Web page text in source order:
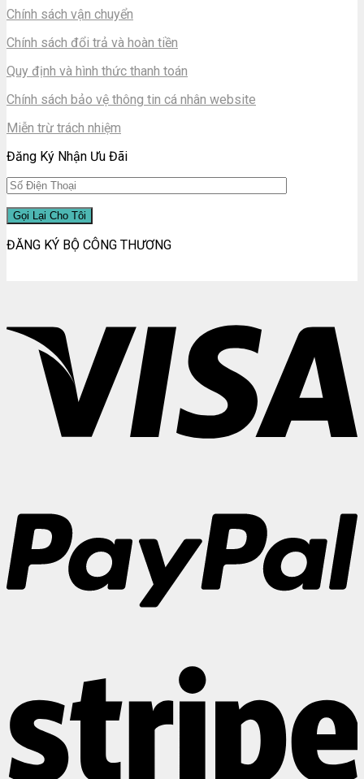
Chính sách vận chuyển
Chính sách đổi trả và hoàn tiền
Quy định và hình thức thanh toán
Chính sách bảo vệ thông tin cá nhân website
Miễn trừ trách nhiệm
Đăng Ký Nhận Ưu Đãi
ĐĂNG KÝ BỘ CÔNG THƯƠNG